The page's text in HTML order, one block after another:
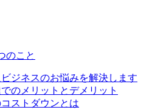
のこと
ジネスのお悩みを解決します
のメリットとデメリット
ストダウンとは